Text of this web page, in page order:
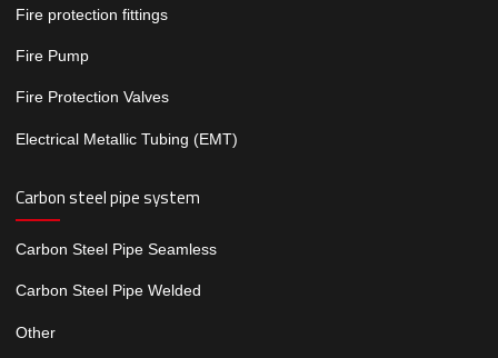
Fire protection fittings
Fire Pump
Fire Protection Valves
Electrical Metallic Tubing (EMT)
Carbon steel pipe system
Carbon Steel Pipe Seamless
Carbon Steel Pipe Welded
Other